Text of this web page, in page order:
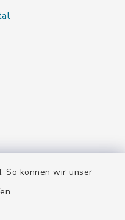
So können wir unser